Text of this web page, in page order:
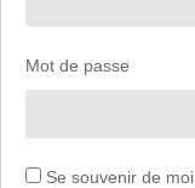
Mot de passe
Se souvenir de moi